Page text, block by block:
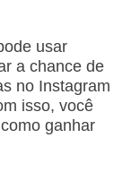
usar
a chance de
no Instagram
isso, você
ganhar